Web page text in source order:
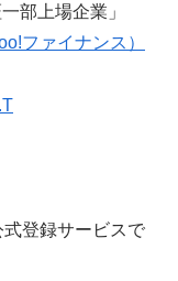
部上場企業」
ファイナンス）
登録サービスで